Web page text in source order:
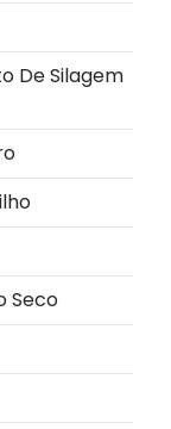
De Silagem
Seco